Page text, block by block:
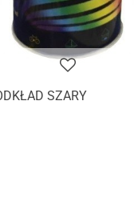
SZARY